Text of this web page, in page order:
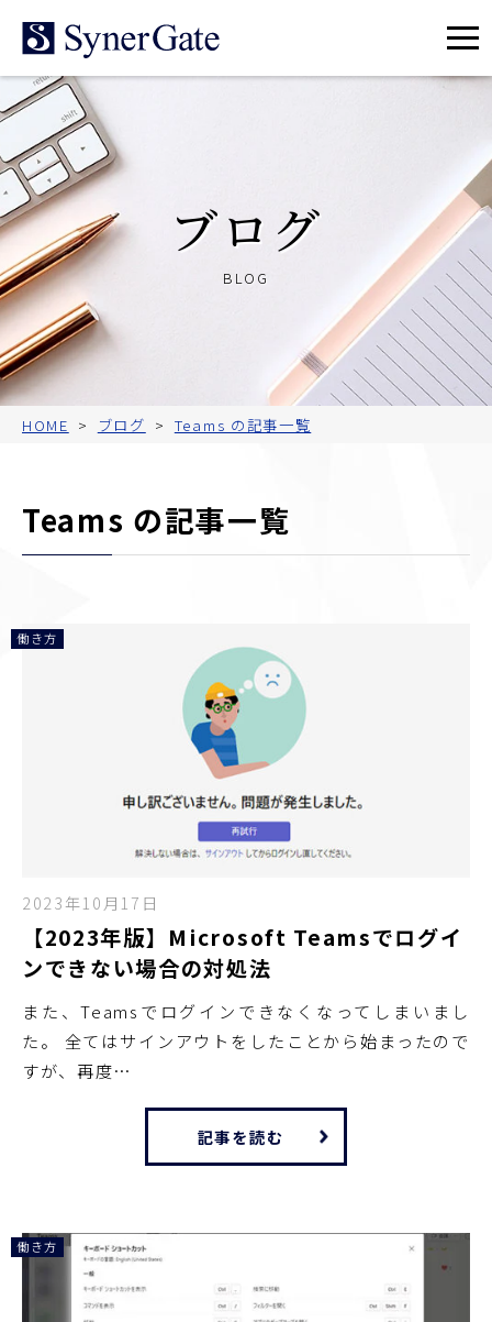
メ
ュ
ブログ
BLOG
HOME ブログ Teams の記事一覧
Teams の記事一覧
働き方
2023年10月17日
【2023年版】Microsoft Teamsでログイ
ンできない場合の対処法
また、Teamsでログインできなくなってしまいまし
た。 全てはサインアウトをしたことから始まったので
すが、再度…
記事を読む
働き方